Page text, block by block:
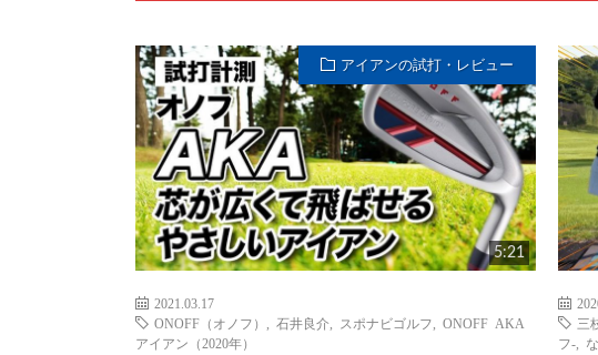
アイアンの試打・レビュー
5:21
2021.03.17
ONOFF（オノフ）
石井良介 スポナビゴルフ
ONOFF AKA
アイアン（2020年）
三
フ-